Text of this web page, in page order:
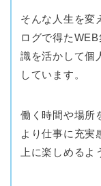
そんな人生を変
ログで得た
識を活かして個
しています。
働く時間や場所
より仕事に充実
上に楽しめるよ